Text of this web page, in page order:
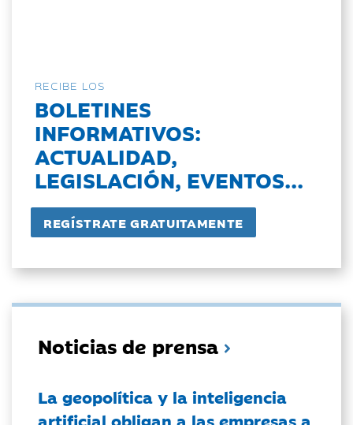
RECIBE LOS
BOLETINES
INFORMATIVOS:
ACTUALIDAD,
LEGISLACIÓN, EVENTOS...
Noticias de prensa
La geopolítica y la inteligencia